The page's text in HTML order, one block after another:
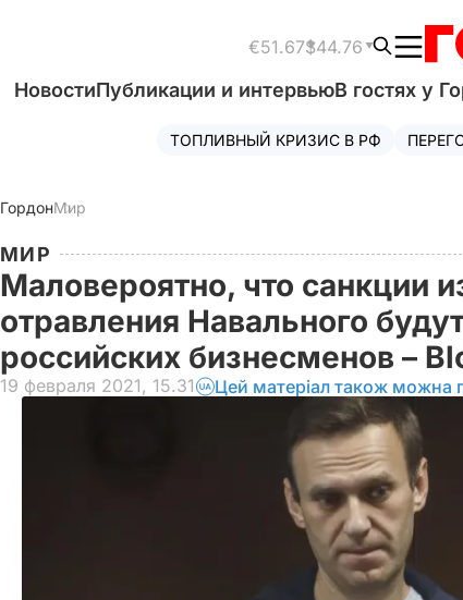
€51.67$44.76
НовостиПубликации и интервьюВ гостях у
ТОПЛИВНЫЙ КРИЗИС В РФ
ГордонМир
МИР
Маловероятно, что санкции
отравления Навального
российских бизнесменов –
19 февраля 2021, 15.31 Цей матеріал також можна